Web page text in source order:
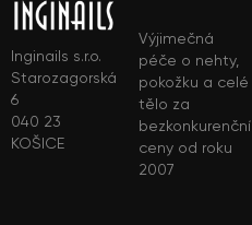
Inginails s.r.o.
Starozagorská
6
040 23
KOŠICE
Výjimečná
péče o nehty,
pokožku a celé
tělo za
bezkonkurenční
ceny od roku
2007